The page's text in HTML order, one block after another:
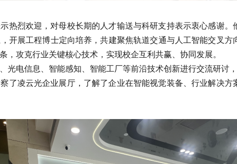
热烈欢迎，对母校长期的人才输送与科研支持表示衷心感谢
开展工程博士定向培养，共建聚焦轨道交通与人工智能交叉
，攻克行业关键核心技术，实现校企互利共赢、协同发展。
光电信息、智能感知、智能工厂等前沿技术创新进行交流研讨
了凌云光企业展厅，了解了企业在智能视觉装备、行业解决